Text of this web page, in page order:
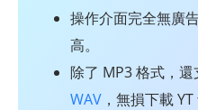
操作介面完全無廣
高。
除了 MP3 格式，還
WAV ，無損下載 YT